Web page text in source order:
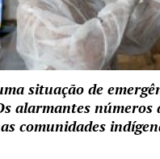
situação de
alarmantes números
comunidades